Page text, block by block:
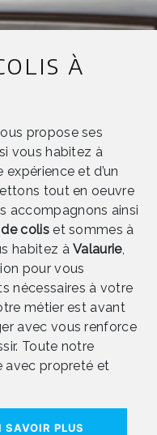
à
propose ses
, si vous habitez à
expérience et d’un
tout en oeuvre
accompagnons ainsi
coliset sommes à
habitez àValaurie,
pour vous
nécessaires à votre
métier est avant
avec vous renforce
Toute notre
avec propreté et
SAVOIR PLUS